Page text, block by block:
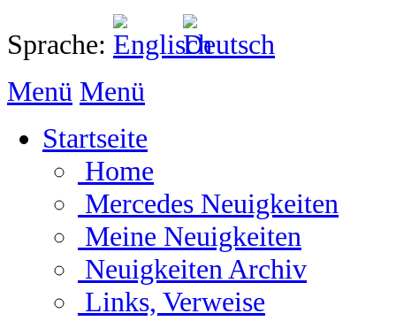
Sprache:
Menü Menü
Startseite
Home
Mercedes Neuigkeiten
Meine Neuigkeiten
Neuigkeiten Archiv
Links, Verweise